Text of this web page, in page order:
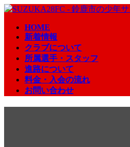
コ
ナ
HOME
新着情報
クラブについて
所属選手・スタッフ
進路について
料金・入会の流れ
お問い合わせ